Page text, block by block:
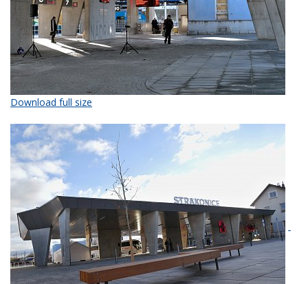
Download full size